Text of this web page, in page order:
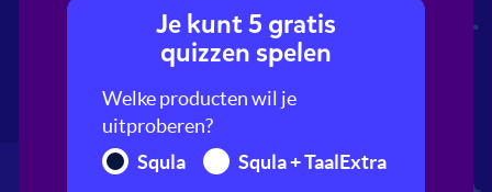
Je kunt 5 gratis
quizzen spelen
Welke producten wil je
uitproberen?
Squla
Squla + TaalExtra